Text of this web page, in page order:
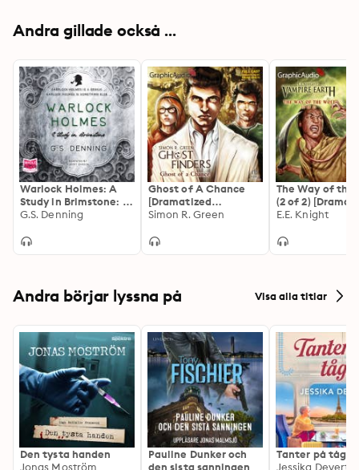
Andra gillade också ...
Warlock Holmes: A
Study in Brimstone: A
Study in Brimstone
G.S. Denning
Ghost of A Chance
[Dramatized
Adaptation]: Ghost
Simon R. Green
The Way of the
(2 of 2)
Adaptation]:
E.E. Knight
Andra börjar lyssna på Visa alla titlar
Den tysta handen
Jonas Moström
Pauline Dunker och
den sista sanningen
Tanter på tåg
Jessika Devert